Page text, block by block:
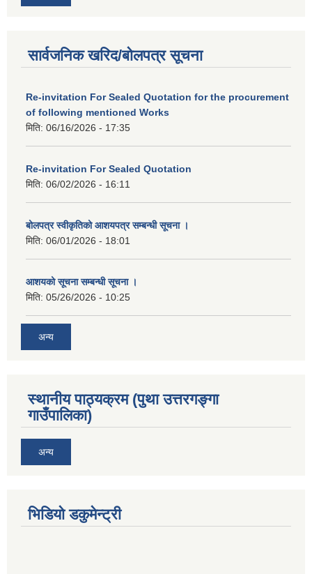
सार्वजनिक खरिद/बोलपत्र सूचना
Re-invitation For Sealed Quotation for the procurement
of following mentioned Works
मिति: 06/16/2026 - 17:35
Re-invitation For Sealed Quotation
मिति: 06/02/2026 - 16:11
बोलपत्र स्वीकृतिको आशयपत्र सम्बन्धी सूचना ।
मिति: 06/01/2026 - 18:01
आशयको सूचना सम्बन्धी सूचना ।
मिति: 05/26/2026 - 10:25
अन्य
स्थानीय पाठ्यक्रम (पुथा उत्तरगङ्गा
गाउँपालिका)
अन्य
भिडियो डकुमेन्ट्री